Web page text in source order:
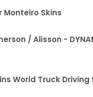
Monteiro Skins
/ Alisson -
World Truck